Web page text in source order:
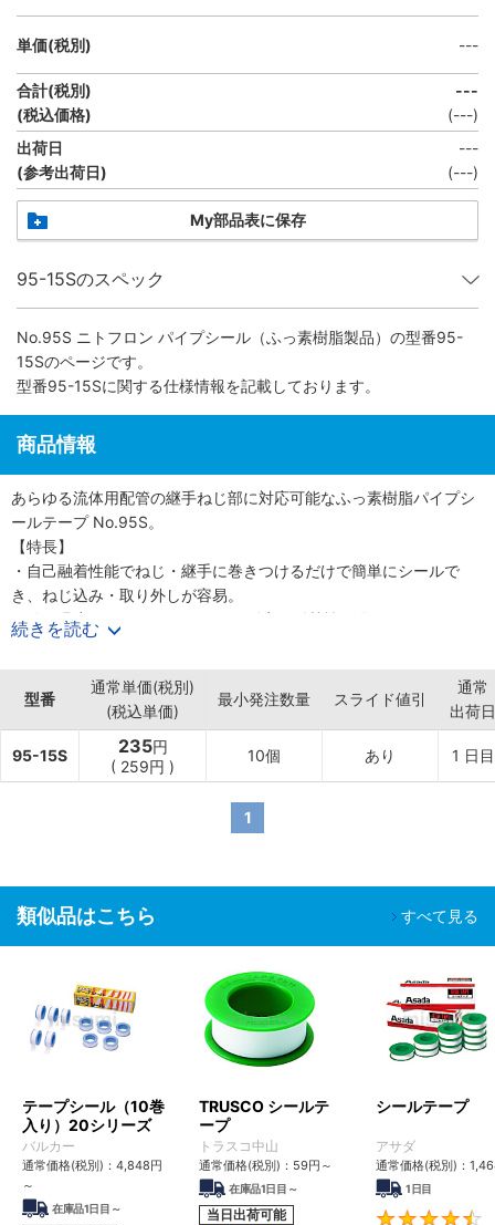
単価(税別) ---
合計(税別)
(税込価格)
---
(---)
出荷日
(参考出荷日)
---
(---)
My部品表に保存
95-15Sのスペック
No.95S ニトフロン パイプシール（ふっ素樹脂製品） の型番95-
15Sのページです。
型番95-15Sに関する仕様情報を記載しております。
商品情報
あらゆる流体用配管の継手ねじ部に対応可能なふっ素樹脂パイプシ
ールテープ No.95S。
【特長】
・自己融着性能でねじ・継手に巻きつけるだけで簡単にシールで
き、ねじ込み・取り外しが容易。
・使用温度-100〜260℃の優れた耐寒・耐熱性を備える。
・ほとんどの化学薬品（溶融アルカリ金属は除く）、溶剤、蒸気な
どに侵されない。
・従来の麻糸や液体コンパウンドのように手を汚すこともなく、簡
単・スピーディーに作業可能。
・水道配管用、科学機械装置の配管用。
・医療機器装置などの低温配管、高温配管用。
続きを読む
型番
通常単価(税別)
(税込単価)
最小発注数量 スライド値引
通常
出荷日
95-15S 235円
( 259円 )
10個 あり 1 日目
1
類似品はこちら すべて見る
テープシール（10巻
入り）20シリーズ
バルカー
通常価格(税別)： 4,848円
～
在庫品1日目～
TRUSCO シールテ
ープ
トラスコ中山
通常価格(税別)： 59円 ～
在庫品1日目～
当日出荷可能
シールテープ
アサダ
通常価格(税別)：
1日目